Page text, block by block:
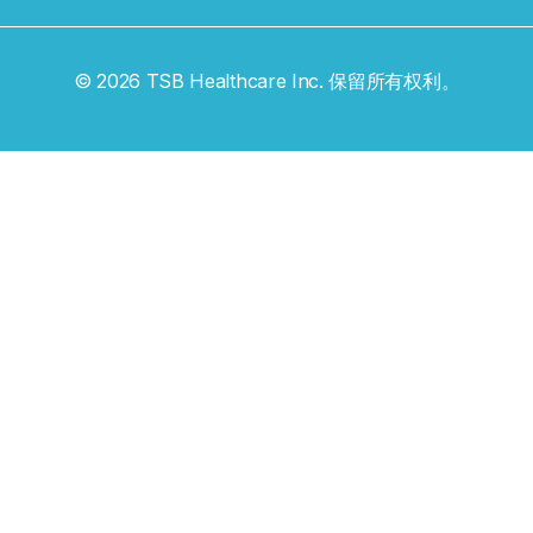
© 2026 TSB Healthcare Inc. 保留所有权利。